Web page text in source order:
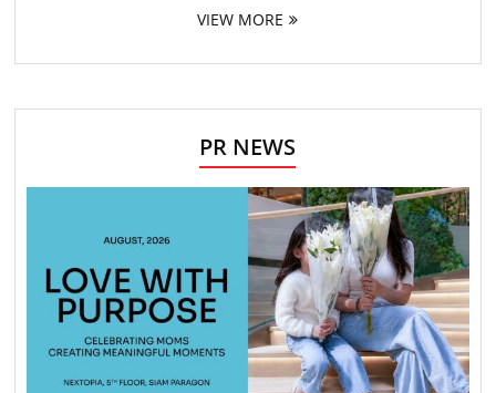
VIEW MORE
PR NEWS